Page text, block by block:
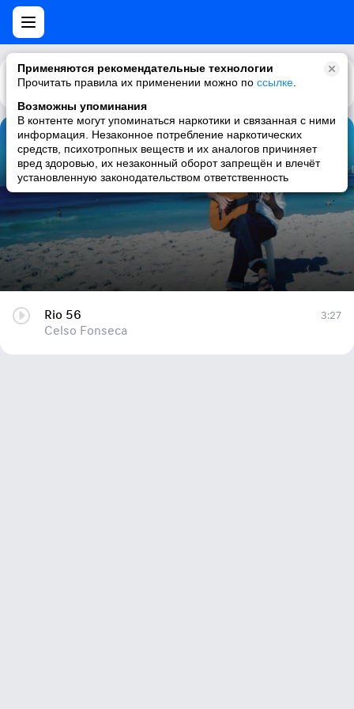
Применяются рекомендательные технологии
Прочитать правила их применении можно по ссылке
Возможны упоминания
В контенте могут упоминаться наркотики и связанная с ними
информация. Незаконное потребление наркотических
средств, психотропных веществ и их аналогов причиняет
вред здоровью, их незаконный оборот запрещён и влечёт
установленную законодательством ответственность
Каталог Рекомендации
Rio 56
Celso Fonseca
Rio 56
Celso Fonseca
3:27